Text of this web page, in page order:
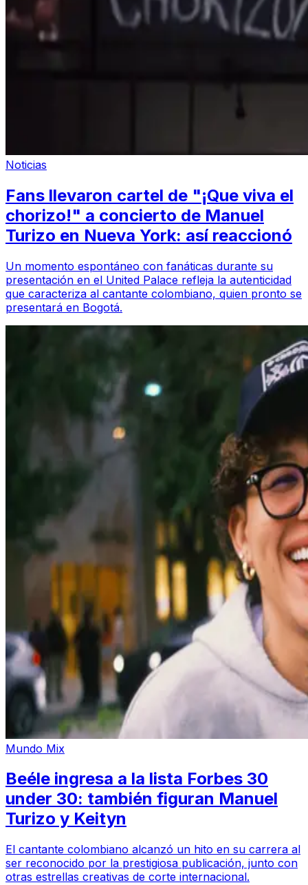
Noticias
Fans llevaron cartel de "¡Que viva el
chorizo!" a concierto de Manuel
Turizo en Nueva York: así reaccionó
Un momento espontáneo con fanáticas durante su
presentación en el United Palace refleja la autenticidad
que caracteriza al cantante colombiano, quien pronto se
presentará en Bogotá.
Mundo Mix
Beéle ingresa a la lista Forbes 30
under 30: también figuran Manuel
Turizo y Keityn
El cantante colombiano alcanzó un hito en su carrera al
ser reconocido por la prestigiosa publicación, junto con
otras estrellas creativas de corte internacional.